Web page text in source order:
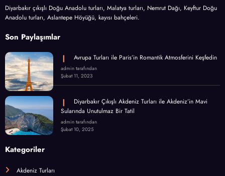
Diyarbakır çıkışlı Doğu Anadolu turları, Malatya turları, Nemrut Dağı, Keyftur Doğu
Anadolu turları, Aslantepe Höyüğü, kayısı bahçeleri.
Son Paylaşımlar
Avrupa Turları ile Paris’in Romantik Atmosferini Keşfedin
admin tarafından
Şubat 11, 2023
Diyarbakır Çıkışlı Akdeniz Turları ile Akdeniz’in Mavi
Sularında Unutulmaz Bir Tatil
admin tarafından
Şubat 10, 2025
Kategoriler
Akdeniz Turları